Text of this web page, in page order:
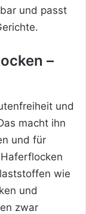
und passt
–
und
macht ihn
und für
wie
und
zwar